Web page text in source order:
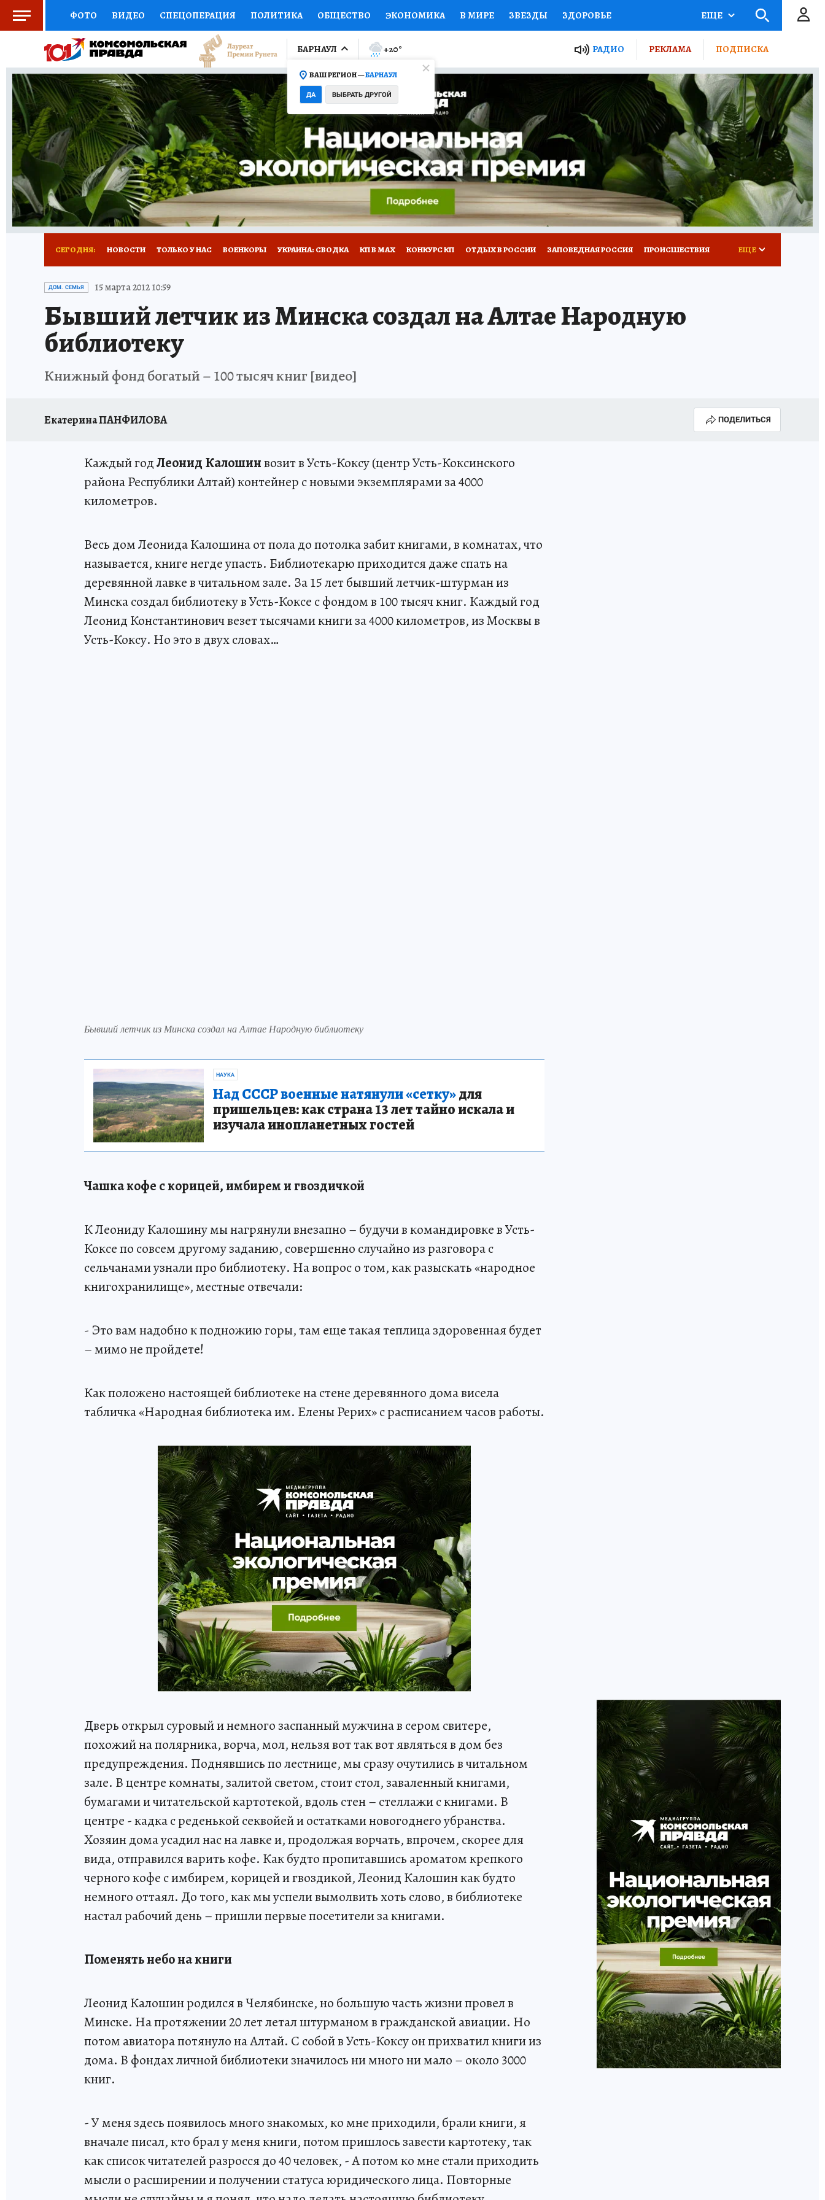
ФОТО ВИДЕО СПЕЦОПЕРАЦИЯ ПОЛИТИКА ОБЩЕСТВО ЭКОНОМИКА В МИРЕ ЗВЕЗДЫ ЗДОРОВЬЕ
СОЦПОДДЕРЖКА НАУКА СПОРТ КОЛУМНИСТЫ ПРОИСШЕСТВИЯ НАЦИОНАЛЬНЫЕ ПРОЕКТЫ РОССИИ
ВЫБОР ЭКСПЕРТОВ ДОКТОР ФИНАНСЫ ОТКРЫВАЕМ МИР Я ЗНАЮ СЕМЬЯ ЖЕНСКИЕ СЕКРЕТЫ ПУТЕВОДИТЕЛЬ
КНИЖНАЯ ПОЛКА ПРОГНОЗЫ НА СПОРТ ПРОМОКОДЫ СЕРИАЛЫ СПЕЦПРОЕКТЫ ДЕФИЦИТ ЖЕЛЕЗА ТУРИЗМ
ПРЕСС-ЦЕНТР НЕДВИЖИМОСТЬ ТЕЛЕВИЗОР КОЛЛЕКЦИИ КОНКУРСЫ РАБОТА У НАС ГИД ПОТРЕБИТЕЛЯ ВСЕ О КП
РАДИО КП РЕКЛАМА ТЕСТЫ НОВОЕ НА САЙТЕ
ЕЩЕ
БАРНАУЛ
ВАШ РЕГИОН —БАРНАУЛ
ДА ВЫБРАТЬ ДРУГОЙ
+20° РАДИО РЕКЛАМА ПОДПИСКА
СЕГОДНЯ: НОВОСТИ ТОЛЬКО У НАС ВОЕНКОРЫ УКРАИНА: СВОДКА КП В МАХ КОНКУРС КП ОТДЫХ В РОССИИ ЗАПОВЕДНАЯ РОССИЯ ПРОИСШЕСТВИЯ
АФИША ИСПЫТАНО НА СЕБЕ
ЕЩЕ
ДОМ. СЕМЬЯ 15 марта 2012 10:59
Бывший летчик из Минска создал на Алтае Народную
библиотеку
Книжный фонд богатый – 100 тысяч книг [видео]
Екатерина ПАНФИЛОВА ПОДЕЛИТЬСЯ
Каждый годЛеонид Калошинвозит в Усть-Коксу (центр Усть-Коксинского
района Республики Алтай) контейнер с новыми экземплярами за 4000
километров.
Весь дом Леонида Калошина от пола до потолка забит книгами, в комнатах, что
называется, книге негде упасть. Библиотекарю приходится даже спать на
деревянной лавке в читальном зале. За 15 лет бывший летчик-штурман из
Минска создал библиотеку в Усть-Коксе с фондом в 100 тысяч книг. Каждый год
Леонид Константинович везет тысячами книги за 4000 километров, из Москвы в
Усть-Коксу. Но это в двух словах…
Бывший летчик из Минска создал на Алтае Народную библиотеку
НАУКА
Над СССР военные натянули «сетку»для
пришельцев: как страна 13 лет тайно искала и
изучала инопланетных гостей
Чашка кофе с корицей, имбирем и гвоздичкой
К Леониду Калошину мы нагрянули внезапно – будучи в командировке в Усть-
Коксе по совсем другому заданию, совершенно случайно из разговора с
сельчанами узнали про библиотеку. На вопрос о том, как разыскать «народное
книгохранилище», местные отвечали:
- Это вам надобно к подножию горы, там еще такая теплица здоровенная будет
– мимо не пройдете!
Как положено настоящей библиотеке на стене деревянного дома висела
табличка «Народная библиотека им. Елены Рерих» с расписанием часов работы.
Дверь открыл суровый и немного заспанный мужчина в сером свитере,
похожий на полярника, ворча, мол, нельзя вот так вот являться в дом без
предупреждения. Поднявшись по лестнице, мы сразу очутились в читальном
зале. В центре комнаты, залитой светом, стоит стол, заваленный книгами,
бумагами и читательской картотекой, вдоль стен – стеллажи с книгами. В
центре - кадка с реденькой секвойей и остатками новогоднего убранства.
Хозяин дома усадил нас на лавке и, продолжая ворчать, впрочем, скорее для
вида, отправился варить кофе. Как будто пропитавшись ароматом крепкого
черного кофе с имбирем, корицей и гвоздикой, Леонид Калошин как будто
немного оттаял. До того, как мы успели вымолвить хоть слово, в библиотеке
настал рабочий день – пришли первые посетители за книгами.
Поменять небо на книги
Леонид Калошин родился в Челябинске, но большую часть жизни провел в
Минске. На протяжении 20 лет летал штурманом в гражданской авиации. Но
потом авиатора потянуло на Алтай. С собой в Усть-Коксу он прихватил книги из
дома. В фондах личной библиотеки значилось ни много ни мало – около 3000
книг.
- У меня здесь появилось много знакомых, ко мне приходили, брали книги, я
вначале писал, кто брал у меня книги, потом пришлось завести картотеку, так
как список читателей разросся до 40 человек, - А потом ко мне стали приходить
мысли о расширении и получении статуса юридического лица. Повторные